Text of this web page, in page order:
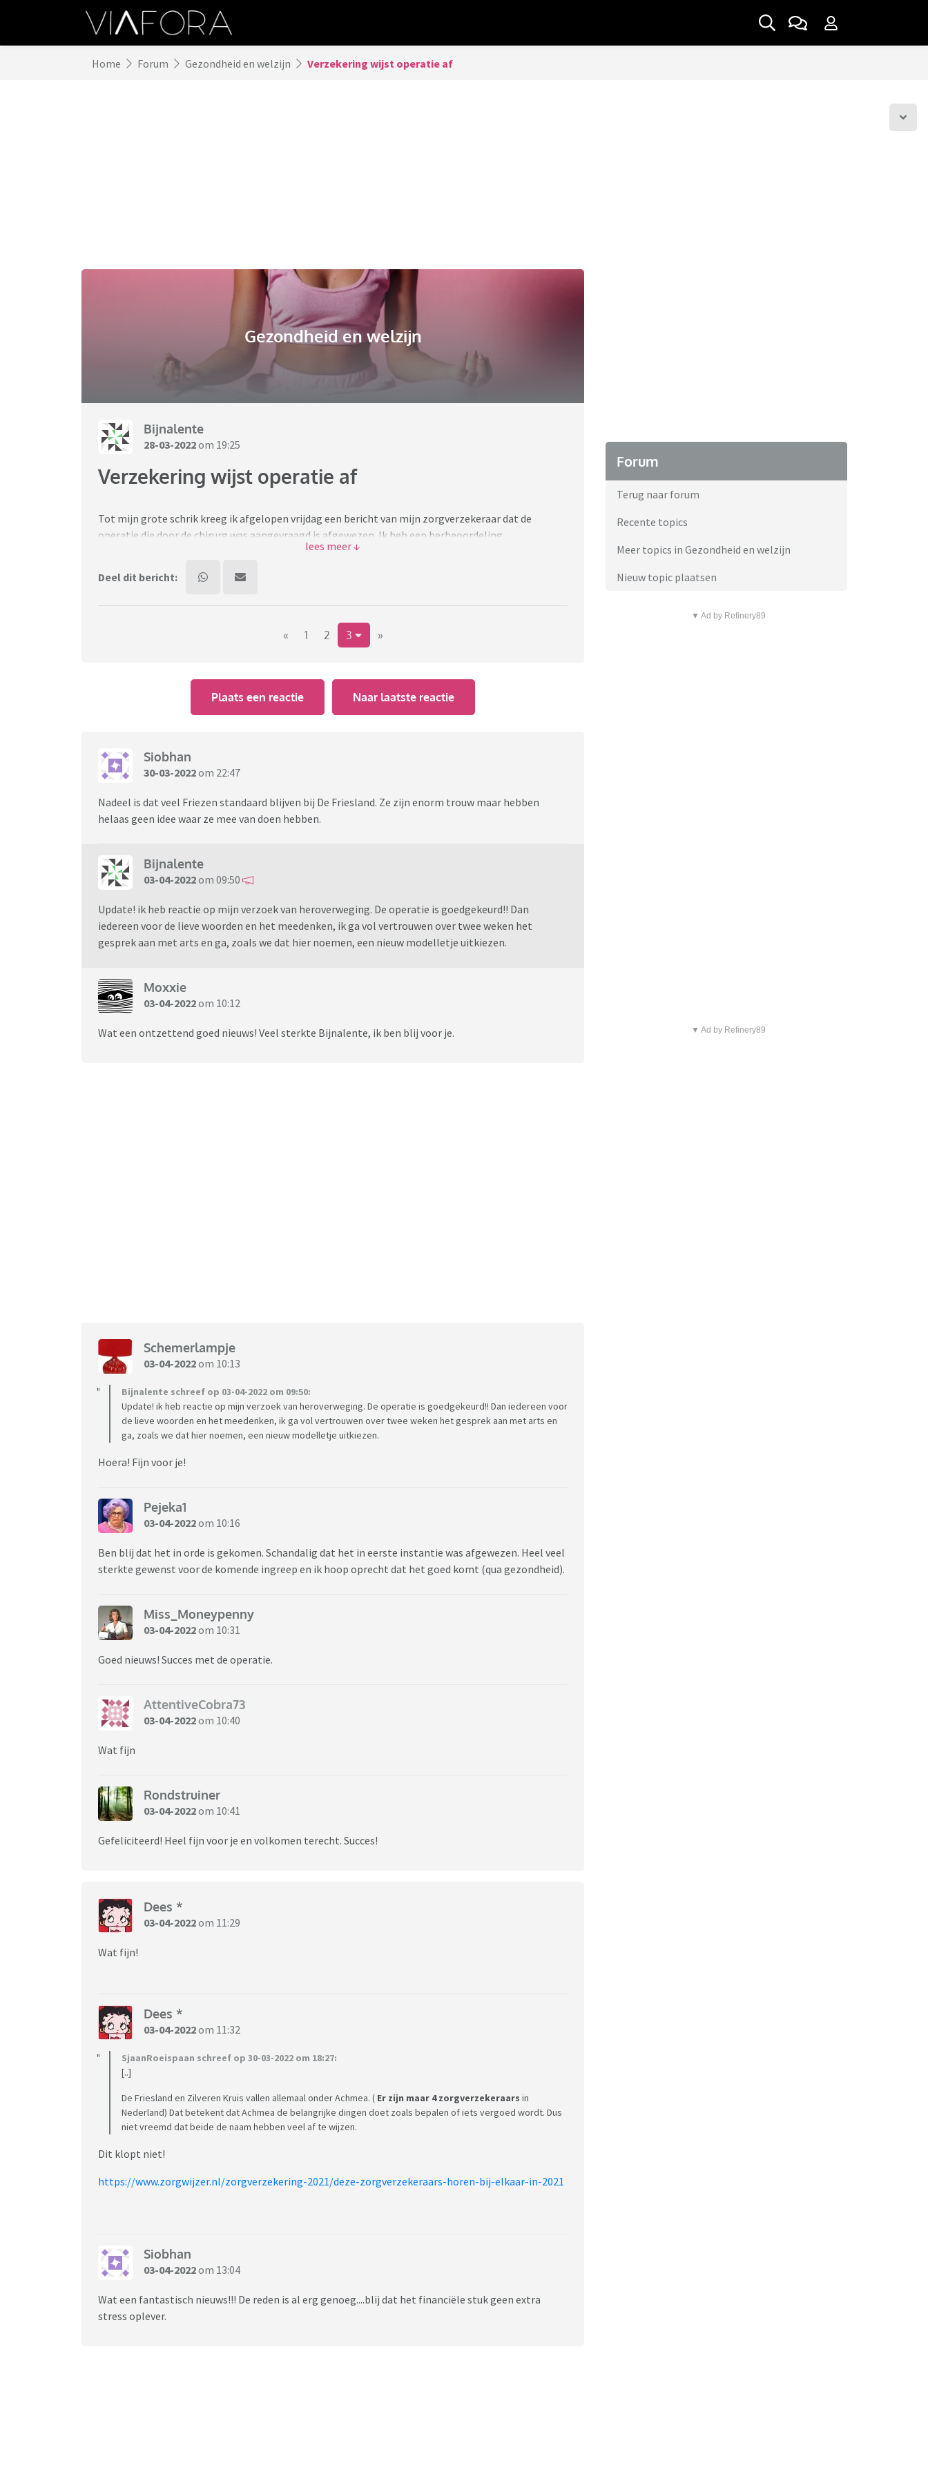
Home Forum Gezondheid en welzijn Verzekering wijst operatie af
Gezondheid en welzijn
Bijnalente
28-03-2022om 19:25
Verzekering wijst operatie af
Tot mijn grote schrik kreeg ik afgelopen vrijdag een bericht van mijn zorgverzekeraar dat de
operatie die door de chirurg was aangevraagd is afgewezen. Ik heb een herbeoordeling
aangevraagd, wachttijd is 6 weken. Ondertussen heb ik ik over 3 weken een afspraak in het
kan doen om de operatie toch vergoed te krijgen.
prothese omgedraaid. Resultaat is pijn, steken, en een borst die langzaam richting hals schuift..
Arts wil de prothese vervangen, verzekeraar zegt nee.
Deel dit bericht:
« 1 2 3 »
Plaats een reactie Naar laatste reactie
Siobhan
30-03-2022om 22:47
Nadeel is dat veel Friezen standaard blijven bij De Friesland. Ze zijn enorm trouw maar hebben
helaas geen idee waar ze mee van doen hebben.
Bijnalente
03-04-2022om 09:50
Update! ik heb reactie op mijn verzoek van heroverweging. De operatie is goedgekeurd!! Dan
iedereen voor de lieve woorden en het meedenken, ik ga vol vertrouwen over twee weken het
gesprek aan met arts en ga, zoals we dat hier noemen, een nieuw modelletje uitkiezen.
Moxxie
03-04-2022om 10:12
Wat een ontzettend goed nieuws! Veel sterkte Bijnalente, ik ben blij voor je.
Schemerlampje
03-04-2022om 10:13
Bijnalente schreef op 03-04-2022 om 09:50:
Update! ik heb reactie op mijn verzoek van heroverweging. De operatie is goedgekeurd!! Dan iedereen voor
de lieve woorden en het meedenken, ik ga vol vertrouwen over twee weken het gesprek aan met arts en
ga, zoals we dat hier noemen, een nieuw modelletje uitkiezen.
Hoera! Fijn voor je!
Pejeka1
03-04-2022om 10:16
Ben blij dat het in orde is gekomen. Schandalig dat het in eerste instantie was afgewezen. Heel veel
sterkte gewenst voor de komende ingreep en ik hoop oprecht dat het goed komt (qua gezondheid).
Miss_Moneypenny
03-04-2022om 10:31
Goed nieuws! Succes met de operatie.
AttentiveCobra73
03-04-2022om 10:40
Wat fijn
Rondstruiner
03-04-2022om 10:41
Gefeliciteerd! Heel fijn voor je en volkomen terecht. Succes!
Dees *
03-04-2022om 11:29
Wat fijn!
Dees *
03-04-2022om 11:32
SjaanRoeispaan schreef op 30-03-2022 om 18:27:
[..]
De Friesland en Zilveren Kruis vallen allemaal onder Achmea. ( Er zijn maar 4 zorgverzekeraars in
Nederland) Dat betekent dat Achmea de belangrijke dingen doet zoals bepalen of iets vergoed wordt. Dus
niet vreemd dat beide de naam hebben veel af te wijzen.
Dit klopt niet!
https://www.zorgwijzer.nl/zorgverzekering-2021/deze-zorgverzekeraars-horen-bij-elkaar-in-2021
Siobhan
03-04-2022om 13:04
Wat een fantastisch nieuws!!! De reden is al erg genoeg....blij dat het financiële stuk geen extra
stress oplever.
Forum
Terug naar forum
Recente topics
Meer topics in Gezondheid en welzijn
Nieuw topic plaatsen
▼ Ad by Refinery89
▼ Ad by Refinery89